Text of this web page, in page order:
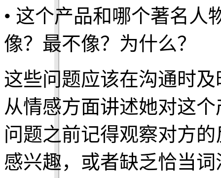
• 这个产品和哪个著名人
像？最不像？为什么？
这些问题应该在沟通时
从情感方面讲述她对这
问题之前记得观察对方
感兴趣，或者缺乏恰当